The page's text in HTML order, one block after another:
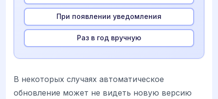
При появлении уведомления
Раз в год вручную
В некоторых случаях автоматическое
обновление может не видеть новую версию